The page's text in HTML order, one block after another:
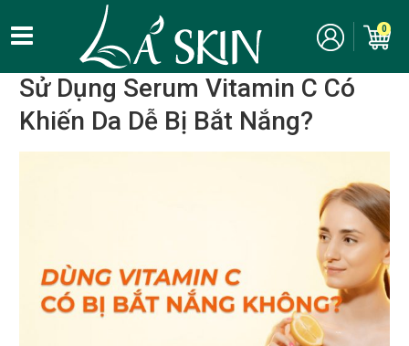
0
Kinh nghiệm, bí quyết làm đẹp
Thành phần mỹ
phẩm
Vitamin C
Sử Dụng Serum Vitamin C Có
Khiến Da Dễ Bị Bắt Nắng?